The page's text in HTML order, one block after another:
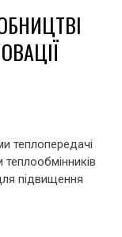
теплопередачі
підвищення